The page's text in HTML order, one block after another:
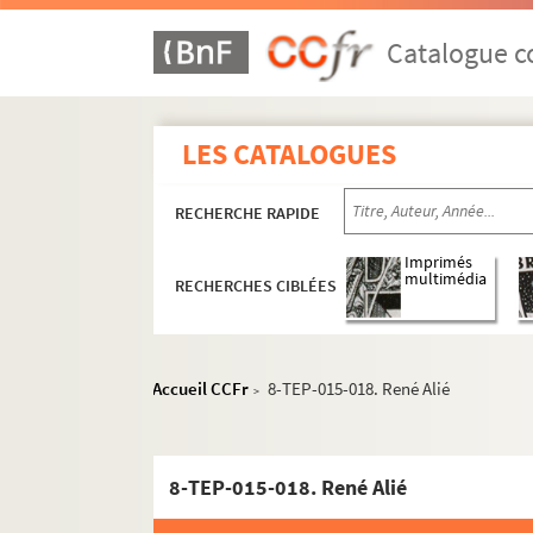
Catalogue
LES CATALOGUES
RECHERCHE RAPIDE
RECHERCHES CIBLÉES
Imprimés
multimédia
Accueil CCFr > 8-TEP-015-018. René Alié
8-TEP-015-018. René Alié
Programmation